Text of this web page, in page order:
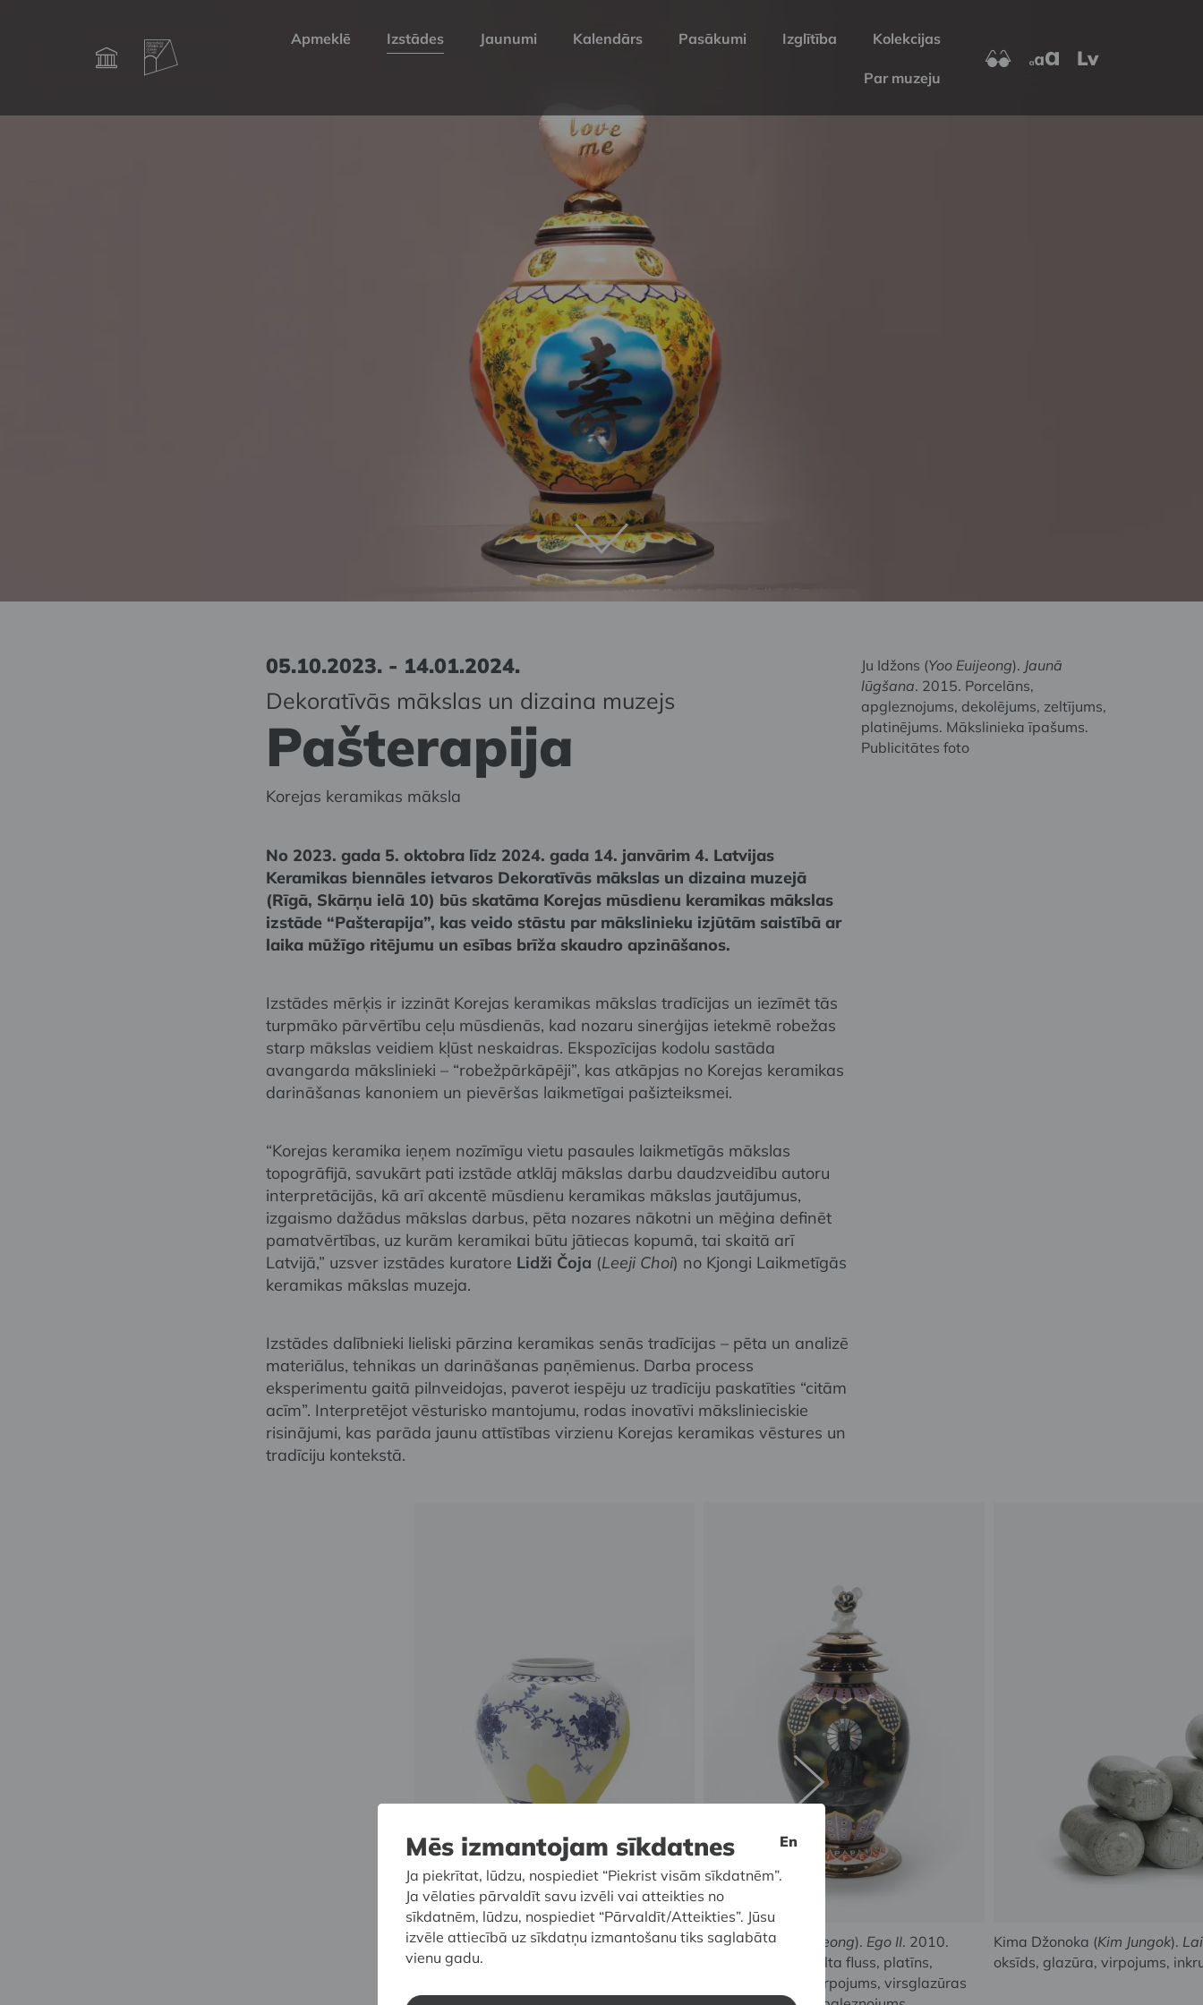
Apmeklē Izstādes Jaunumi Kalendārs Pasākumi Izglītība Kolekcijas
Par muzeju
Lv
Ju Idžons (Yoo Euijeong). Jaunā
lūgšana. 2015. Porcelāns,
apgleznojums, dekolējums, zeltījums,
platinējums. Mākslinieka īpašums.
Publicitātes foto
05.10.2023. - 14.01.2024.
Dekoratīvās mākslas un dizaina muzejs
Pašterapija
Korejas keramikas māksla
No 2023. gada 5. oktobra līdz 2024. gada 14. janvārim 4. Latvijas
Keramikas biennāles ietvaros Dekoratīvās mākslas un dizaina muzejā
(Rīgā, Skārņu ielā 10) būs skatāma Korejas mūsdienu keramikas mākslas
izstāde “Pašterapija”, kas veido stāstu par mākslinieku izjūtām saistībā ar
laika mūžīgo ritējumu un esības brīža skaudro apzināšanos.
Izstādes mērķis ir izzināt Korejas keramikas mākslas tradīcijas un iezīmēt tās
turpmāko pārvērtību ceļu mūsdienās, kad nozaru sinerģijas ietekmē robežas
starp mākslas veidiem kļūst neskaidras. Ekspozīcijas kodolu sastāda
avangarda mākslinieki – “robežpārkāpēji”, kas atkāpjas no Korejas keramikas
darināšanas kanoniem un pievēršas laikmetīgai pašizteiksmei.
“Korejas keramika ieņem nozīmīgu vietu pasaules laikmetīgās mākslas
topogrāfijā, savukārt pati izstāde atklāj mākslas darbu daudzveidību autoru
interpretācijās, kā arī akcentē mūsdienu keramikas mākslas jautājumus,
izgaismo dažādus mākslas darbus, pēta nozares nākotni un mēģina definēt
pamatvērtības, uz kurām keramikai būtu jātiecas kopumā, tai skaitā arī
Latvijā,” uzsver izstādes kuratore Lidži Čoja (Leeji Choi) no Kjongi Laikmetīgās
keramikas mākslas muzeja.
Izstādes dalībnieki lieliski pārzina keramikas senās tradīcijas – pēta un analizē
materiālus, tehnikas un darināšanas paņēmienus. Darba process
eksperimentu gaitā pilnveidojas, paverot iespēju uz tradīciju paskatīties “citām
acīm”. Interpretējot vēsturisko mantojumu, rodas inovatīvi mākslinieciskie
risinājumi, kas parāda jaunu attīstības virzienu Korejas keramikas vēstures un
tradīciju kontekstā.
Ju Idžons (Yoo Euijeong). Neozilā un baltā
porcelāna vāze ar peoniju ziedu
Ju Idžons (Yoo Euijeong). Ego II. 2010.
Māls, pigmenti, zelta fluss, platīns,
glazūra, lējums, virpojums, virsglazūras
Kima Džonoka (Kim Jungok).
oksīds, glazūra, virpojums,
En
Mēs izmantojam sīkdatnes
Ja piekrītat, lūdzu, nospiediet “Piekrist visām sīkdatnēm”.
Ja vēlaties pārvaldīt savu izvēli vai atteikties no
sīkdatnēm, lūdzu, nospiediet “Pārvaldīt/Atteikties”. Jūsu
izvēle attiecībā uz sīkdatņu izmantošanu tiks saglabāta
vienu gadu.